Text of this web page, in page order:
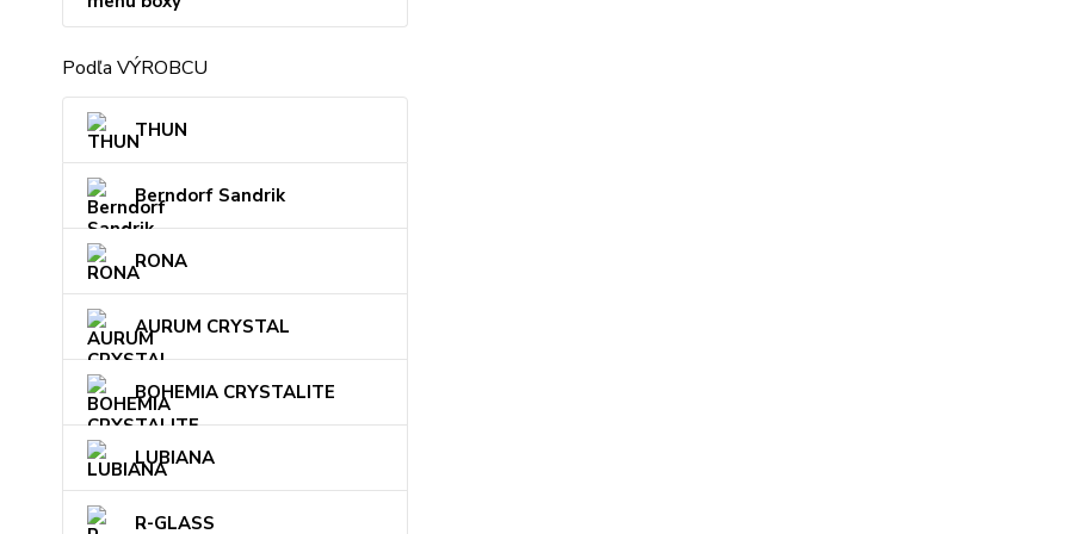
Podľa VÝROBCU
THUN
Berndorf Sandrik
RONA
AURUM CRYSTAL
BOHEMIA CRYSTALITE
LUBIANA
R-GLASS